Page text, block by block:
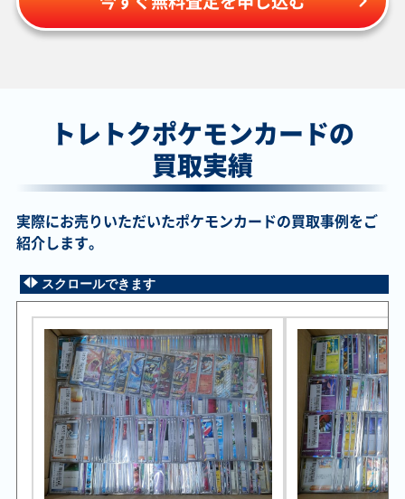
￥260,000
ひかるミュウ LV.24
(コロコロ) 旧
LV.18 neo4
No.251 SR
￥240,000
077/070 UR
LV.17 「ポケモン
カードになったわ
￥190,000
004/075 SR
￥180,000
メタグロス☆
￥160,000 ￥150,000
PROMO
￥130,000
ギャラドス LV.41
旧S No.130 R
￥130,000
アイリス BW9
082/076 SR
￥130,000
ギラティナV S11
111/100 SR
￥120,000
わるいリザードン
LV.38 旧4 No.006
￥120,000
メガリザードンXex
M2 116/080 MUR
￥110,000
ルチア SM7
104/096 SR
￥110,000
グズマ PROMO
396/SM-P PROMO
￥110,000
ピカチュウex MC
764/742
トレトクポケモンカードの
買取実績
実際にお売りいただいたポケモンカードの買取事例をご
紹介します。
スクロールできます